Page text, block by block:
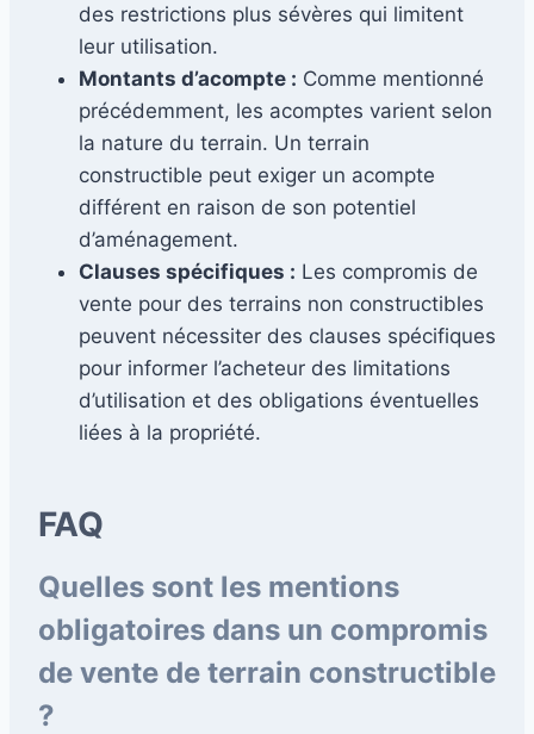
des restrictions plus sévères qui limitent
leur utilisation.
Montants d’acompte : Comme mentionné
précédemment, les acomptes varient selon
la nature du terrain. Un terrain
constructible peut exiger un acompte
différent en raison de son potentiel
d’aménagement.
Clauses spécifiques : Les compromis de
vente pour des terrains non constructibles
peuvent nécessiter des clauses spécifiques
pour informer l’acheteur des limitations
d’utilisation et des obligations éventuelles
liées à la propriété.
FAQ
Quelles sont les mentions
obligatoires dans un compromis
de vente de terrain constructible
?